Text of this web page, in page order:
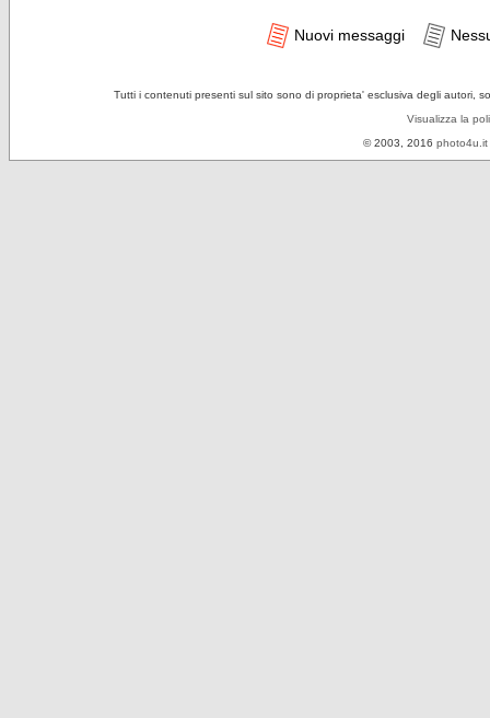
Nuovi messaggi
Tutti i contenuti presenti sul sito sono di proprieta' esclusiva degli autori,
Visualizza la
© 2003, 2016 photo4u.it